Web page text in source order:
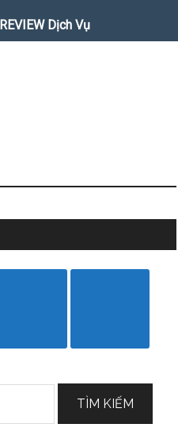
REVIEW Dịch Vụ
TÌM KIẾM